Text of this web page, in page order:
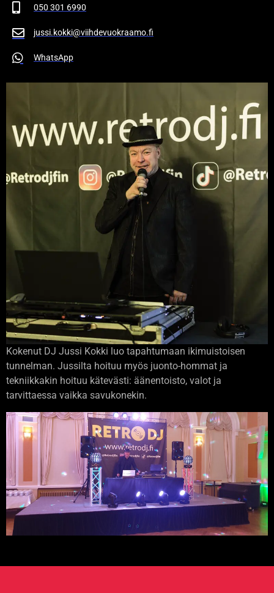
050 301 6990
jussi.kokki@viihdevuokraamo.fi
WhatsApp
Kokenut DJ Jussi Kokki luo tapahtumaan ikimuistoisen
tunnelman. Jussilta hoituu myös juonto-hommat ja
tekniikkakin hoituu kätevästi: äänentoisto, valot ja
tarvittaessa vaikka savukonekin.